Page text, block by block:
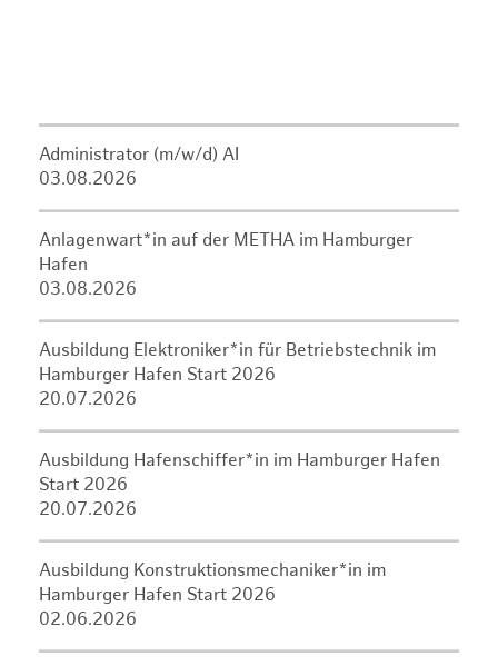
Administrator (m/w/d) AI
03.08.2026
Anlagenwart*in auf der METHA im Hamburger
Hafen
03.08.2026
Ausbildung Elektroniker*in für Betriebstechnik im
Hamburger Hafen Start 2026
20.07.2026
Ausbildung Hafenschiffer*in im Hamburger Hafen
Start 2026
20.07.2026
Ausbildung Konstruktionsmechaniker*in im
Hamburger Hafen Start 2026
02.06.2026